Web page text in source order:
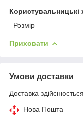
Користувальницькі
Розмір
Приховати
Умови доставки
Доставка
Нова Пошта